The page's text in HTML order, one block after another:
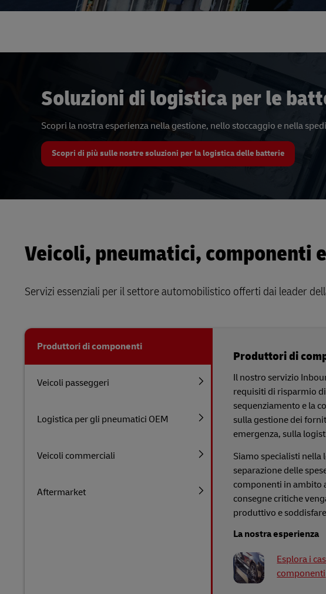
Soluzioni di logistica per le
Scopri la nostra esperienza nella gestione, nello stoccaggio e nella
Scopri di più sulle nostre soluzioni per la logistica delle batterie
Veicoli, pneumatici, componenti
Servizi essenziali per il settore automobilistico offerti dai leader
Produttori di componenti
Veicoli passeggeri
Logistica per gli pneumatici OEM
Veicoli commerciali
Aftermarket
Produttori di
Il nostro servizio
requisiti di risparmio
sequenziamento e la
sulla gestione dei
emergenza, sulla
Siamo specialisti
separazione delle
componenti in ambito
consegne critiche
produttivo e
La nostra esperienza
Esplora i
componenti